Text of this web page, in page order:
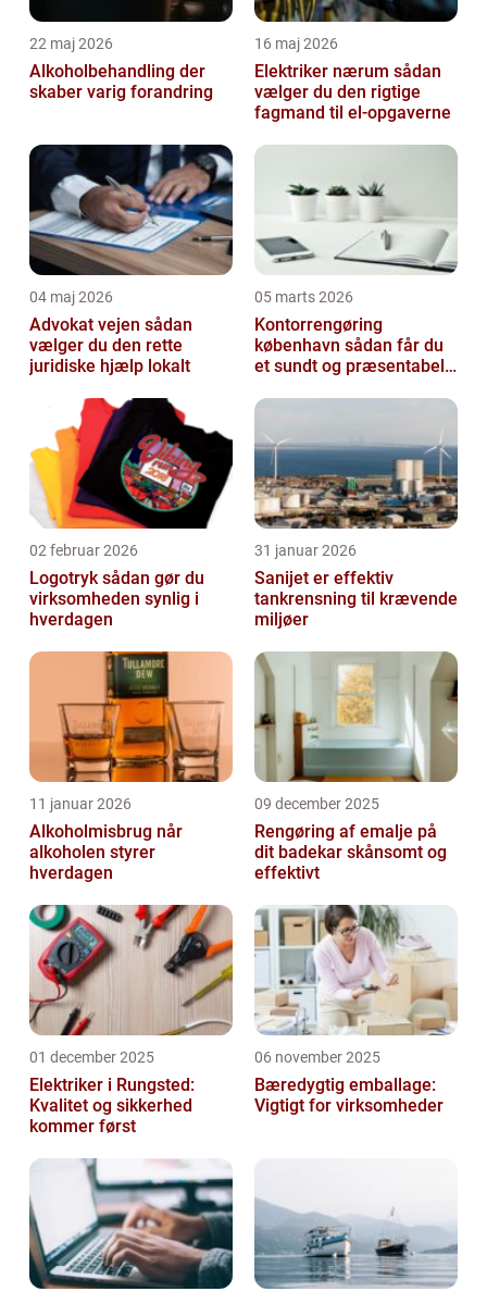
22 maj 2026
Alkoholbehandling der
skaber varig forandring
16 maj 2026
Elektriker nærum sådan
vælger du den rigtige
fagmand til el-opgaverne
04 maj 2026
Advokat vejen sådan
vælger du den rette
juridiske hjælp lokalt
05 marts 2026
Kontorrengøring
københavn sådan får du
et sundt og præsentabelt
02 februar 2026
Logotryk sådan gør du
virksomheden synlig i
hverdagen
31 januar 2026
Sanijet er effektiv
tankrensning til krævende
miljøer
11 januar 2026
Alkoholmisbrug når
alkoholen styrer
hverdagen
09 december 2025
Rengøring af emalje på
dit badekar skånsomt og
effektivt
01 december 2025
Elektriker i Rungsted:
Kvalitet og sikkerhed
kommer først
06 november 2025
Bæredygtig emballage:
Vigtigt for virksomheder